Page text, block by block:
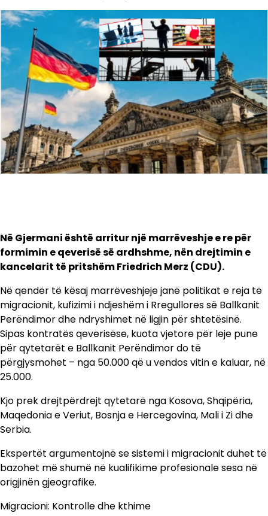
Në Gjermani është arritur një marrëveshje e re për
formimin e qeverisë së ardhshme, nën drejtimin e
kancelarit të pritshëm Friedrich Merz (CDU).
Në qendër të kësaj marrëveshjeje janë politikat e reja të
migracionit, kufizimi i ndjeshëm i Rregullores së Ballkanit
Perëndimor dhe ndryshimet në ligjin për shtetësinë.
Sipas kontratës qeverisëse, kuota vjetore për leje pune
për qytetarët e Ballkanit Perëndimor do të
përgjysmohet – nga 50.000 që u vendos vitin e kaluar, në
25.000.
Kjo prek drejtpërdrejt qytetarë nga Kosova, Shqipëria,
Maqedonia e Veriut, Bosnja e Hercegovina, Mali i Zi dhe
Serbia.
Ekspertët argumentojnë se sistemi i migracionit duhet të
bazohet më shumë në kualifikime profesionale sesa në
origjinën gjeografike.
Migracioni: Kontrolle dhe kthime